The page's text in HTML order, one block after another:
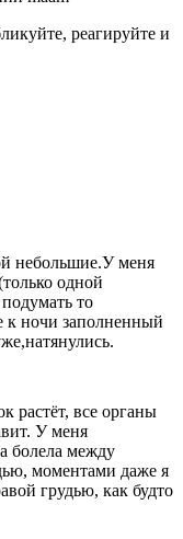
реагируйте и
небольшие.У меня
одной
то
к ночи заполненный
растёт, все органы
У меня
болела между
моментами даже я
грудью, как будто